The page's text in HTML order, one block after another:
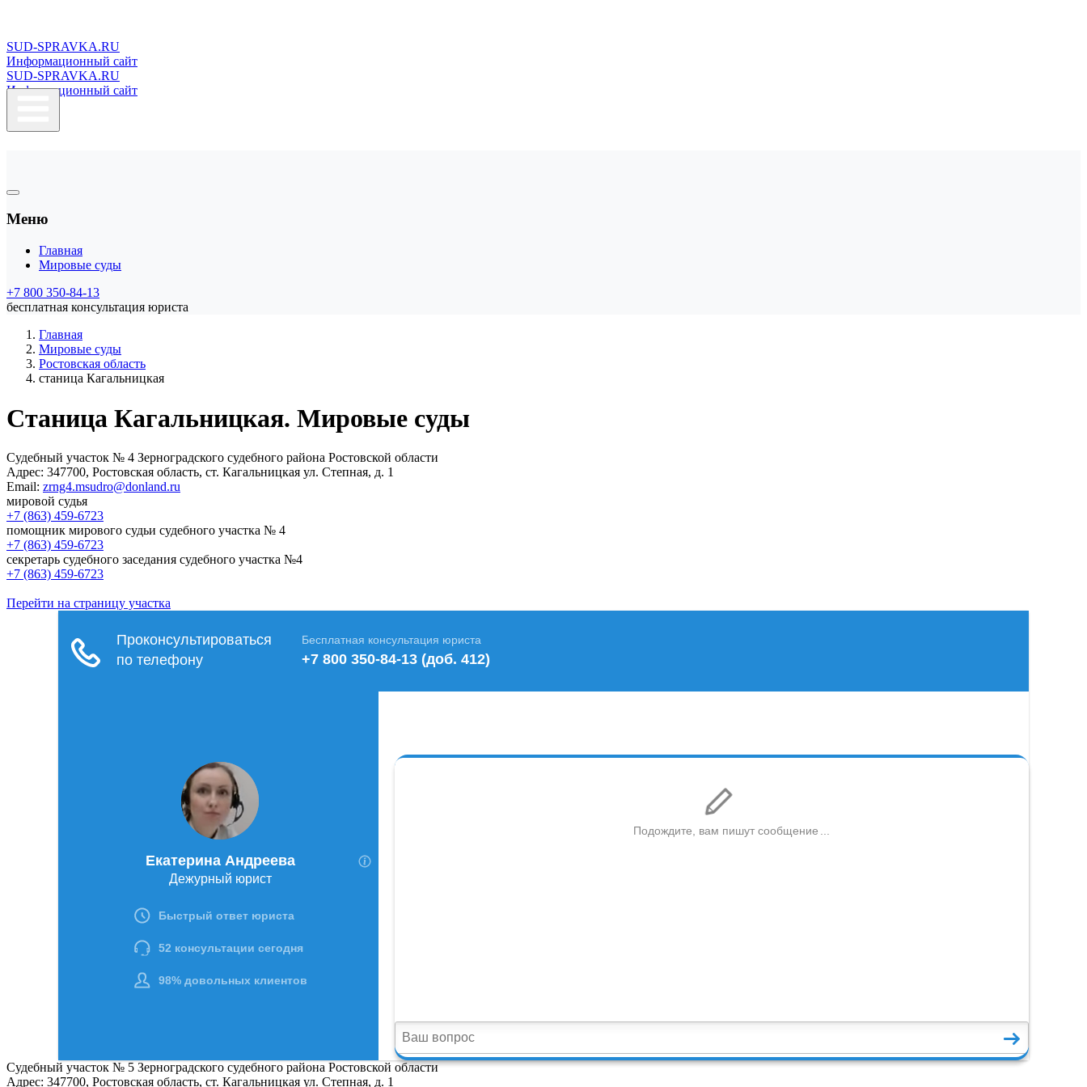
SUD-SPRAVKA.RU
Информационный сайт
SUD-SPRAVKA.RU
Информационный сайт
Меню
Главная
Мировые суды
+7 800 350-84-13
бесплатная консультация юриста
Главная
Мировые суды
Ростовская область
станица Кагальницкая
Станица Кагальницкая. Мировые суды
Судебный участок № 4 Зерноградского судебного района Ростовской области
Адрес: 347700, Ростовская область, ст. Кагальницкая ул. Степная, д. 1
Email: zrng4.msudro@donland.ru
мировой судья
+7 (863) 459-6723
помощник мирового судьи судебного участка № 4
+7 (863) 459-6723
секретарь судебного заседания судебного участка №4
+7 (863) 459-6723
Перейти на страницу участка
Судебный участок № 5 Зерноградского судебного района Ростовской области
Адрес: 347700, Ростовская область, ст. Кагальницкая ул. Степная, д. 1